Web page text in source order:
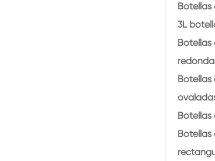
Botellas
3L
Botellas
Botellas
Botellas
Botellas